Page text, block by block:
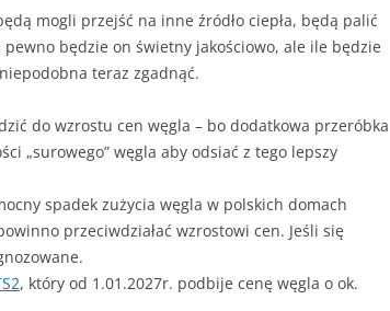
mogli przejść na inne źródło ciepła, będą palić
będzie on świetny jakościowo, ale ile będzie
teraz zgadnąć.
do wzrostu cen węgla – bo dodatkowa przeróbka
„surowego” węgla aby odsiać z tego lepszy
spadek zużycia węgla w polskich domach
przeciwdziałać wzrostowi cen. Jeśli się
, który od 1.01.2027r. podbije cenę węgla o ok.